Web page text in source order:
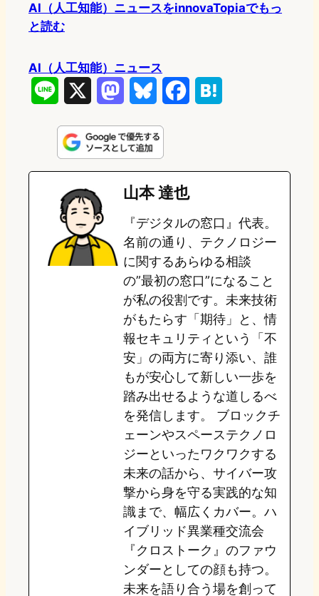
AI（人工知能）ニュースをinnovaTopiaでもっ
と読む
AI（人工知能）ニュース
n
e
s
t
o
o
n
u
e
s
k
e
b
o
o
k
e
a
山本 達也
『デジタルの窓口』代表。
名前の通り、テクノロジー
に関するあらゆる相談
の”最初の窓口”になること
が私の役割です。未来技術
がもたらす「期待」と、情
報セキュリティという「不
安」の両方に寄り添い、誰
もが安心して新しい一歩を
踏み出せるような道しるべ
を発信します。 ブロックチ
ェーンやスペーステクノロ
ジーといったワクワクする
未来の話から、サイバー攻
撃から身を守る実践的な知
識まで、幅広くカバー。ハ
イブリッド異業種交流会
『クロストーク』のファウ
ンダーとしての顔も持つ。
未来を語り合う場を創って